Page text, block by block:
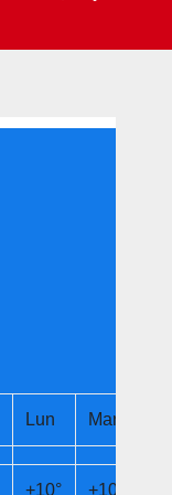
Lun Mar
+10° +10°